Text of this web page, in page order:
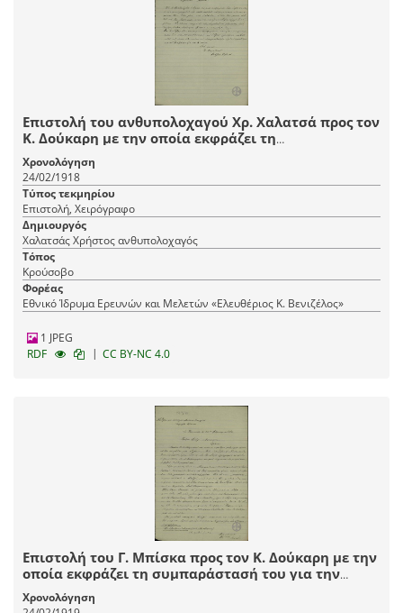
Επιστολή του ανθυπολοχαγού Χρ. Χαλατσά προς τον
Κ. Δούκαρη με την οποία εκφράζει τη
συμπαράστασή του για την καταδίκη του.
Χρονολόγηση
24/02/1918
Τύπος τεκμηρίου
Επιστολή, Χειρόγραφο
Δημιουργός
Χαλατσάς Χρήστος ανθυπολοχαγός
Τόπος
Κρούσοβο
Φορέας
Εθνικό Ίδρυμα Ερευνών και Μελετών «Ελευθέριος Κ. Βενιζέλος»
1 JPEG
RDF
| CC BY-NC 4.0
Επιστολή του Γ. Μπίσκα προς τον Κ. Δούκαρη με την
οποία εκφράζει τη συμπαράστασή του για την
άδικη καταδίκη του.
Χρονολόγηση